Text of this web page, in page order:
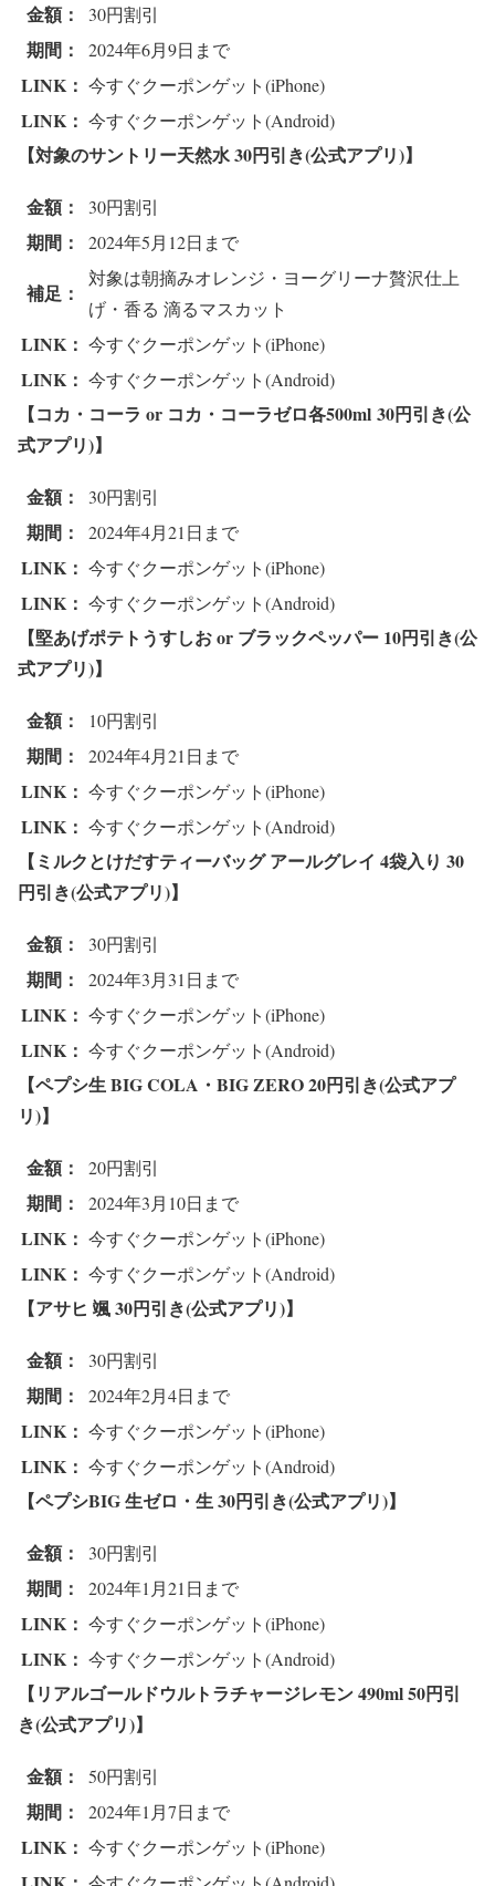
金額： 30円割引
期間： 2024年6月9日まで
LINK： 今すぐクーポンゲット(iPhone)
LINK： 今すぐクーポンゲット(Android)
【対象のサントリー天然水 30円引き(公式アプリ)】
金額： 30円割引
期間： 2024年5月12日まで
補足：
対象は朝摘みオレンジ・ヨーグリーナ贅沢仕上
げ・香る 滴るマスカット
LINK： 今すぐクーポンゲット(iPhone)
LINK： 今すぐクーポンゲット(Android)
【コカ・コーラ or コカ・コーラゼロ各500ml 30円引き(公
式アプリ)】
金額： 30円割引
期間： 2024年4月21日まで
LINK： 今すぐクーポンゲット(iPhone)
LINK： 今すぐクーポンゲット(Android)
【堅あげポテトうすしお or ブラックペッパー 10円引き(公
式アプリ)】
金額： 10円割引
期間： 2024年4月21日まで
LINK： 今すぐクーポンゲット(iPhone)
LINK： 今すぐクーポンゲット(Android)
【ミルクとけだすティーバッグ アールグレイ 4袋入り 30
円引き(公式アプリ)】
金額： 30円割引
期間： 2024年3月31日まで
LINK： 今すぐクーポンゲット(iPhone)
LINK： 今すぐクーポンゲット(Android)
【ペプシ生 BIG COLA・BIG ZERO 20円引き(公式アプ
リ)】
金額： 20円割引
期間： 2024年3月10日まで
LINK： 今すぐクーポンゲット(iPhone)
LINK： 今すぐクーポンゲット(Android)
【アサヒ 颯 30円引き(公式アプリ)】
金額： 30円割引
期間： 2024年2月4日まで
LINK： 今すぐクーポンゲット(iPhone)
LINK： 今すぐクーポンゲット(Android)
【ペプシBIG 生ゼロ・生 30円引き(公式アプリ)】
金額： 30円割引
期間： 2024年1月21日まで
LINK： 今すぐクーポンゲット(iPhone)
LINK： 今すぐクーポンゲット(Android)
【リアルゴールドウルトラチャージレモン 490ml 50円引
き(公式アプリ)】
金額： 50円割引
期間： 2024年1月7日まで
LINK： 今すぐクーポンゲット(iPhone)